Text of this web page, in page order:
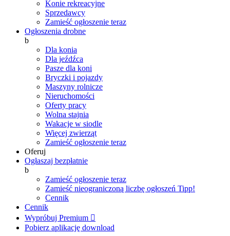
Konie rekreacyjne
Sprzedawcy
Zamieść ogłoszenie teraz
Ogłoszenia drobne
b
Dla konia
Dla jeźdźca
Pasze dla koni
Bryczki i pojazdy
Maszyny rolnicze
Nieruchomości
Oferty pracy
Wolna stajnia
Wakacje w siodle
Więcej zwierząt
Zamieść ogłoszenie teraz
Oferuj
Ogłaszaj bezpłatnie
b
Zamieść ogłoszenie teraz
Zamieść nieograniczoną liczbę ogłoszeń Tipp!
Cennik
Cennik
Wypróbuj Premium 
Pobierz aplikację download